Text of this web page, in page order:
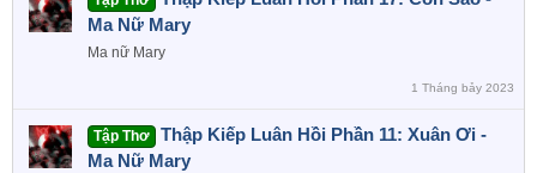
Ma Nữ Mary
Ma nữ Mary
1 Tháng bảy 2023
Tập Thơ
Thập Kiếp Luân Hồi Phần 11: Xuân Ơi -
Ma Nữ Mary